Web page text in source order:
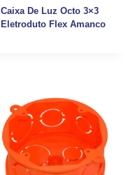
Caixa De Luz Octo 3×3
Eletroduto Flex Amanco